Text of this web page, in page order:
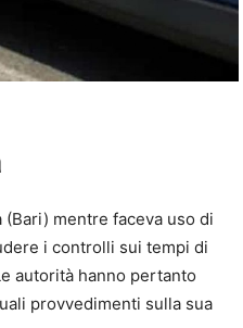
mentre faceva uso di
i controlli sui tempi di
autorità hanno pertanto
provvedimenti sulla sua